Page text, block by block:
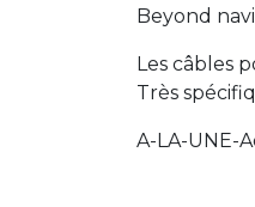
Beyond
Les câbles
Très
A-LA-UNE-